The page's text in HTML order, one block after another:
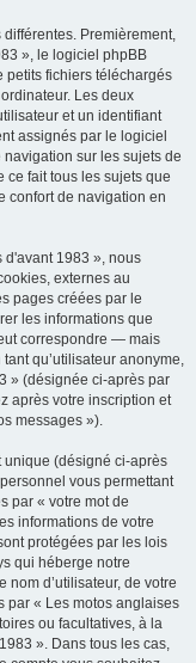
Premièrement,
», le logiciel phpBB
petits fichiers téléchargés
Les deux
et un identifiant
assignés par le logiciel
sur les sujets de
ce fait tous les sujets que
confort de navigation en
d'avant 1983 », nous
externes au
pages créées par le
les informations que
correspondre — mais
qu’utilisateur anonyme,
» (désignée ci-après par
après votre inscription et
messages »).
unique (désigné ci-après
vous permettant
par « votre mot de
informations de votre
protégées par les lois
qui héberge notre
nom d’utilisateur, de votre
par « Les motos anglaises
ou facultatives, à la
». Dans tous les cas,